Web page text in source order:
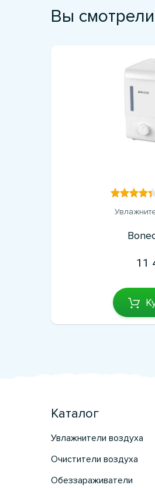
Вы смотрели
11
Каталог
Увлажнители воздуха
Очистители воздуха
Обеззараживатели